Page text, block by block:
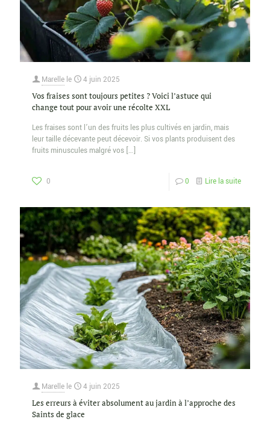
Marelle le 4 juin 2025
Vos fraises sont toujours petites ? Voici l’astuce qui
change tout pour avoir une récolte XXL
Les fraises sont l’un des fruits les plus cultivés en jardin, mais
leur taille décevante peut décevoir. Si vos plants produisent des
fruits minuscules malgré vos […]
0 0 Lire la suite
Marelle le 4 juin 2025
Les erreurs à éviter absolument au jardin à l’approche des
Saints de glace